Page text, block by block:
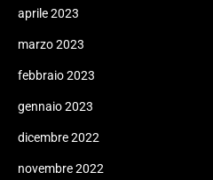
aprile 2023
marzo 2023
febbraio 2023
gennaio 2023
dicembre 2022
novembre 2022